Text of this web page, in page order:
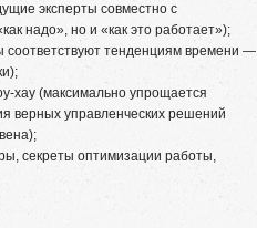
эксперты совместно с
надо», но и «как это работает»);
тенденциям времени —
хау (максимально упрощается
верных управленческих решений
секреты оптимизации работы,